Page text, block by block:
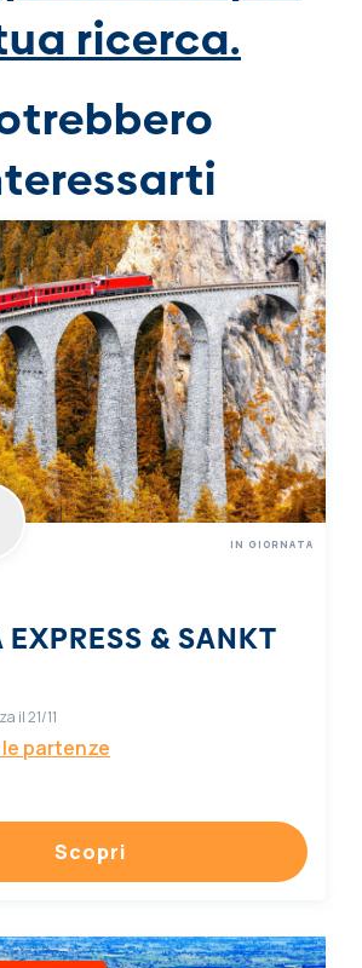
ricerca.
EXPRESS & SANKT
IN GIORNATA
il 21/11
partenze
Scopri